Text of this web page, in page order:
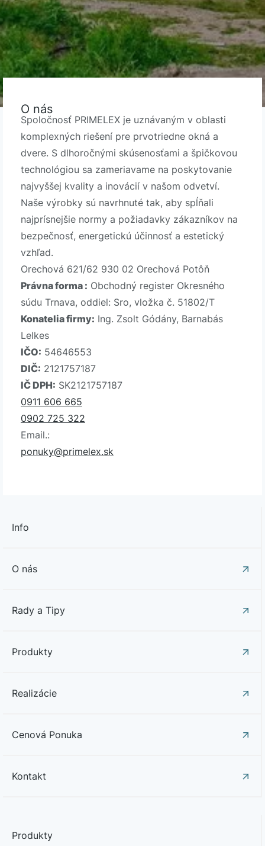
O nás
Spoločnosť PRIMELEX je uznávaným v oblasti
komplexných riešení pre prvotriedne okná a
dvere. S dlhoročnými skúsenosťami a špičkovou
technológiou sa zameriavame na poskytovanie
najvyššej kvality a inovácií v našom odvetví.
Naše výrobky sú navrhnuté tak, aby spĺňali
najprísnejšie normy a požiadavky zákazníkov na
bezpečnosť, energetickú účinnosť a estetický
vzhľad.
Orechová 621/62 930 02 Orechová Potôň
Právna forma : Obchodný register Okresného
súdu Trnava, oddiel: Sro, vložka č. 51802/T
Konatelia firmy: Ing. Zsolt Gódány, Barnabás
Lelkes
IČO: 54646553
DIČ: 2121757187
IČ DPH: SK2121757187
0911 606 665
0902 725 322
Email.:
ponuky@primelex.sk
Info
O nás
Rady a Tipy
Produkty
Realizácie
Cenová Ponuka
Kontakt
Produkty